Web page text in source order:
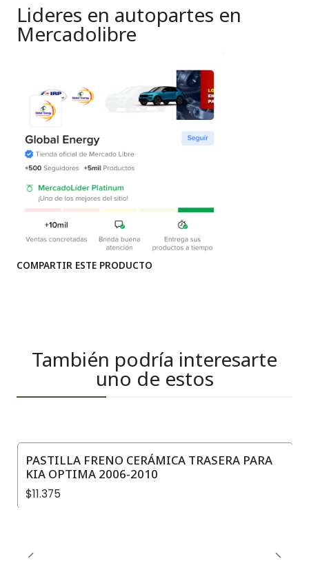
Lideres en autopartes en
Mercadolibre
COMPARTIR ESTE PRODUCTO
También podría interesarte
uno de estos
PASTILLA FRENO CERÁMICA TRASERA PARA
KIA OPTIMA 2006-2010
$11.375